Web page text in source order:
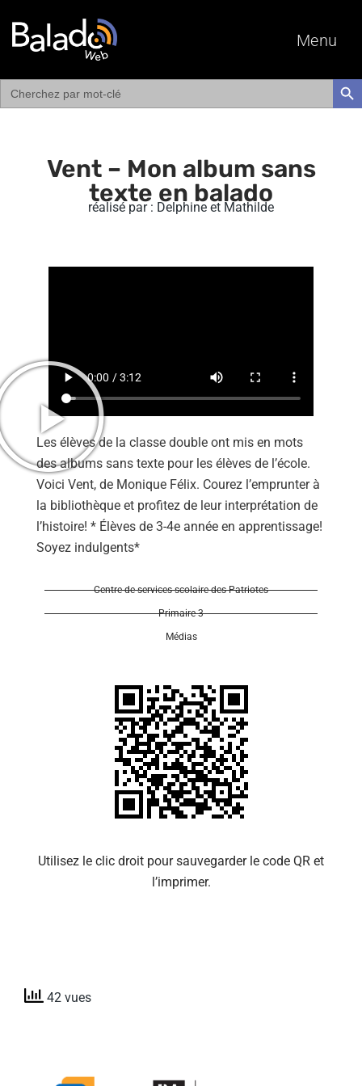
Menu
Search
for:
Vent – Mon album sans
texte en balado
réalisé par : Delphine et Mathilde
Les élèves de la classe double ont mis en mots
des albums sans texte pour les élèves de l’école.
Voici Vent, de Monique Félix. Courez l’emprunter à
la bibliothèque et profitez de leur interprétation de
l’histoire! * Élèves de 3-4e année en apprentissage!
Soyez indulgents*
Centre de services scolaire des Patriotes
Primaire 3
Médias
Utilisez le clic droit pour sauvegarder le code QR et
l’imprimer.
42 vues